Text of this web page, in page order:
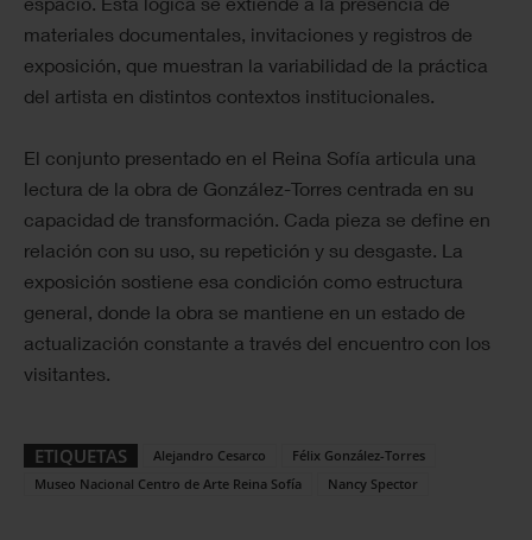
materiales documentales, invitaciones y registros de
exposición, que muestran la variabilidad de la práctica
del artista en distintos contextos institucionales.
El conjunto presentado en el Reina Sofía articula una
lectura de la obra de González-Torres centrada en su
capacidad de transformación. Cada pieza se define en
relación con su uso, su repetición y su desgaste. La
exposición sostiene esa condición como estructura
general, donde la obra se mantiene en un estado de
actualización constante a través del encuentro con los
visitantes.
ETIQUETAS Alejandro Cesarco
Félix González-Torres
Museo Nacional Centro de Arte Reina Sofía
Nancy Spector